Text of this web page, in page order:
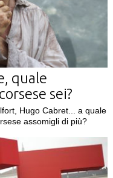
quale
sei?
Hugo Cabret... a quale
assomigli di più?